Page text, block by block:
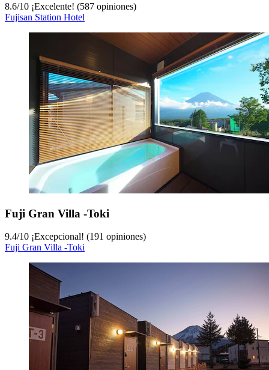
8.6/10 ¡Excelente! (587 opiniones)
Fujisan Station Hotel
Fuji Gran Villa -Toki
9.4/10 ¡Excepcional! (191 opiniones)
Fuji Gran Villa -Toki